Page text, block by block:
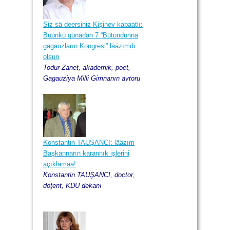
2013, Kirez ay, 29
Siz sä deersiniz Kişinev kabaatlı:
Büünkü günädän 7 “Bütündünnä
gagauzların Kongresi” lääzımdı
olsun
Todur Zanet, akademik, poet,
Gagauziya Milli Gimnanın avtoru
Konstantin TAUŞANCI: lääzım
Başkannarın karannık işlerini
açıklamaa!
Konstantin TAUŞANCI, doctor,
doţent, KDU dekanı